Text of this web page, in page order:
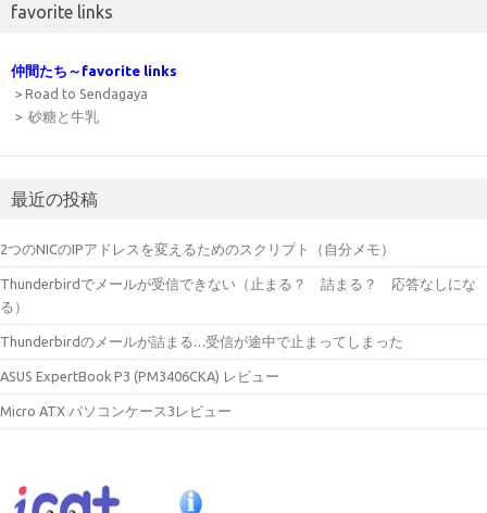
favorite links
仲間たち～favorite links
> Road to Sendagaya
> 砂糖と牛乳
最近の投稿
2つのNICのIPアドレスを変えるためのスクリプト（自分メモ）
Thunderbirdでメールが受信できない（止まる？ 詰まる？ 応答なしにな
る）
Thunderbirdのメールが詰まる…受信が途中で止まってしまった
ASUS ExpertBook P3 (PM3406CKA) レビュー
Micro ATX パソコンケース3レビュー